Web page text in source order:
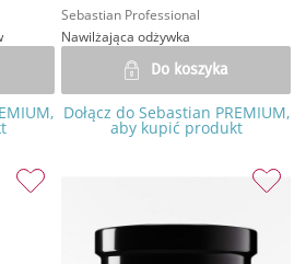
Sebastian Professional
Nawilżająca odżywka
Do koszyka
Dołącz do Sebastian PREMIUM,
aby kupić produkt